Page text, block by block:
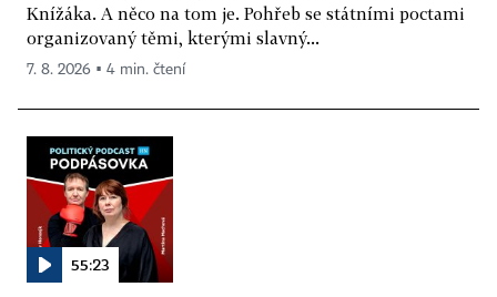
Knížáka. A něco na tom je. Pohřeb se státními poctami
organizovaný těmi, kterými slavný...
7. 8. 2026 ▪ 4 min. čtení
55:23